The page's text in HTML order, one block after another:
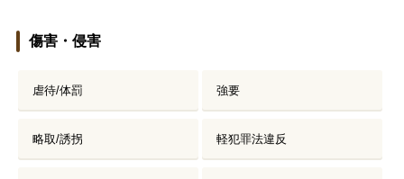
傷害・侵害
虐待/体罰 強要
略取/誘拐 軽犯罪法違反